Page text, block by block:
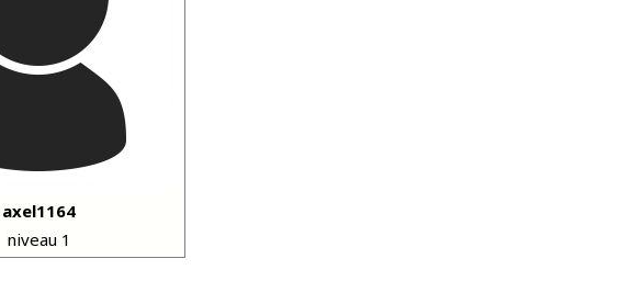
axel1164
niveau 1